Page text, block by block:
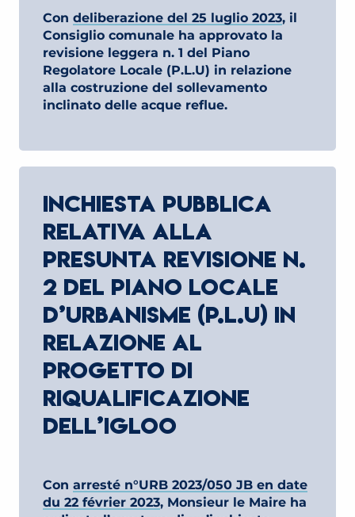
Con deliberazione del 25 luglio 2023, il
Consiglio comunale ha approvato la
revisione leggera n. 1 del Piano
Regolatore Locale (P.L.U) in relazione
alla costruzione del sollevamento
inclinato delle acque reflue.
INCHIESTA PUBBLICA
RELATIVA ALLA
PRESUNTA REVISIONE N.
2 DEL PIANO LOCALE
D’URBANISME (P.L.U) IN
RELAZIONE AL
PROGETTO DI
RIQUALIFICAZIONE
DELL’IGLOO
Con arresté n°URB 2023/050 JB en date
du 22 février 2023, Monsieur le Maire ha